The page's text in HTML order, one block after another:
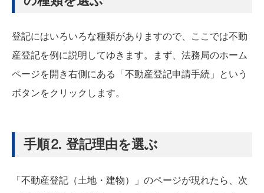
登記にはいろいろな種類がありますので、ここでは不動
産登記を例に説明してゆきます。まず、法務局のホーム
ページを開き右側にある「不動産登記申請手続」という
ボタンをクリックします。
手順⒉ 登記理由を選ぶ
「不動産登記（土地・建物）」のページが現れたら、次